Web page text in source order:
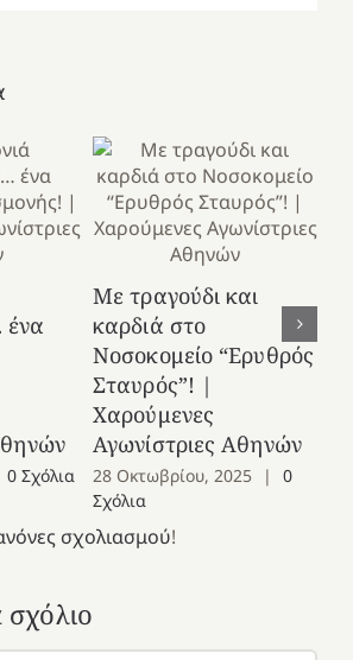
0 Σχόλια
Με τραγούδι και
καρδιά στο
Νοσοκομείο “Ερυθρός
Σταυρός”! |
Χαρούμενες
Αγωνίστριες Αθηνών
28 Οκτωβρίου, 2025 |
0
Σχόλια
σχολιασμού!